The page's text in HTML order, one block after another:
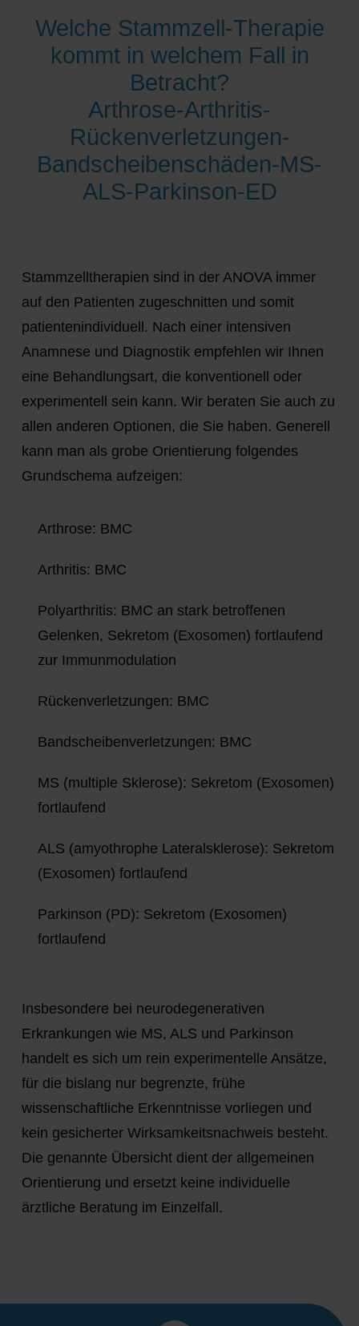
Welche Stammzell-Therapie
kommt in welchem Fall in
Betracht?
Arthrose-Arthritis-
Rückenverletzungen-
Bandscheibenschäden-MS-
ALS-Parkinson-ED
Stammzelltherapien sind in der ANOVA immer
auf den Patienten zugeschnitten und somit
patientenindividuell. Nach einer intensiven
Anamnese und Diagnostik empfehlen wir Ihnen
eine Behandlungsart, die konventionell oder
experimentell sein kann. Wir beraten Sie auch zu
allen anderen Optionen, die Sie haben. Generell
kann man als grobe Orientierung folgendes
Grundschema aufzeigen:
Arthrose: BMC
Arthritis: BMC
Polyarthritis: BMC an stark betroffenen
Gelenken, Sekretom (Exosomen) fortlaufend
zur Immunmodulation
Rückenverletzungen: BMC
Bandscheibenverletzungen: BMC
MS (multiple Sklerose): Sekretom (Exosomen)
fortlaufend
ALS (amyothrophe Lateralsklerose): Sekretom
(Exosomen) fortlaufend
Parkinson (PD): Sekretom (Exosomen)
fortlaufend
Insbesondere bei neurodegenerativen
Erkrankungen wie MS, ALS und Parkinson
handelt es sich um rein experimentelle Ansätze,
für die bislang nur begrenzte, frühe
wissenschaftliche Erkenntnisse vorliegen und
kein gesicherter Wirksamkeitsnachweis besteht.
Die genannte Übersicht dient der allgemeinen
Orientierung und ersetzt keine individuelle
ärztliche Beratung im Einzelfall.